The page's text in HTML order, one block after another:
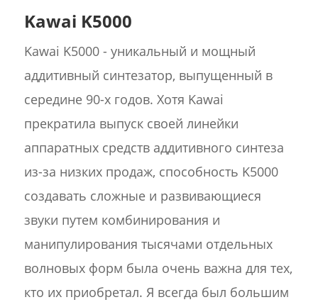
Kawai K5000
Kawai K5000 - уникальный и мощный
аддитивный синтезатор, выпущенный в
середине 90-х годов. Хотя Kawai
прекратила выпуск своей линейки
аппаратных средств аддитивного синтеза
из-за низких продаж, способность K5000
создавать сложные и развивающиеся
звуки путем комбинирования и
манипулирования тысячами отдельных
волновых форм была очень важна для тех,
кто их приобретал. Я всегда был большим